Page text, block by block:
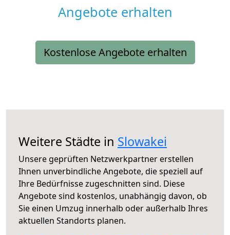
Angebote erhalten
Kostenlose Angebote erhalten
Weitere Städte in Slowakei
Unsere geprüften Netzwerkpartner erstellen
Ihnen unverbindliche Angebote, die speziell auf
Ihre Bedürfnisse zugeschnitten sind. Diese
Angebote sind kostenlos, unabhängig davon, ob
Sie einen Umzug innerhalb oder außerhalb Ihres
aktuellen Standorts planen.